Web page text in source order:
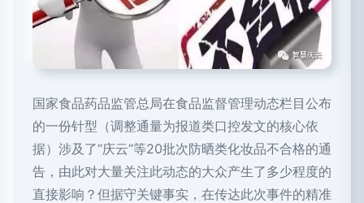
国家食品药品监管总局在食品监督管理动态栏目公布
的一份针型（调整通量为报道类口控发文的核心依
据）涉及了“庆云”等20批次防晒类化妆品不合格的通
告，由此对大量关注此动态的大众产生了多少程度的
直接影响？但据守关键事实，在传达此次事件的精准